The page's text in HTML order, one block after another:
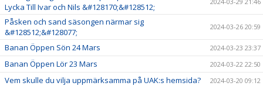
Lycka Till Ivar och Nils &#128170;&#128512;
Påsken och sand säsongen närmar sig
&#128512;&#128077;
2024-03-26 20:59
Banan Öppen Sön 24 Mars 2024-03-23 23:37
Banan Öppen Lör 23 Mars 2024-03-22 22:50
Vem skulle du vilja uppmärksamma på UAK:s hemsida? 2024-03-20 09:12